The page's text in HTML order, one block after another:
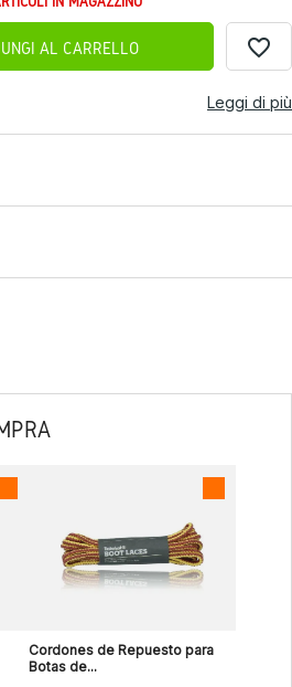
AL CARRELLO favorite_border
Leggi di più
Cordones de Repuesto para
Botas de...